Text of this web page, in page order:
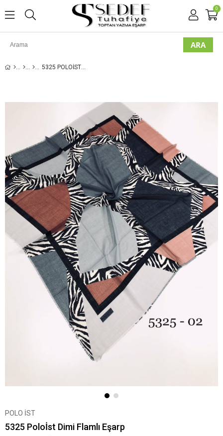
0
5325 POLOİST DIMI FLAMLI EŞARP
POLO İST
5325 Poloİst Dimi Flamlı Eşarp